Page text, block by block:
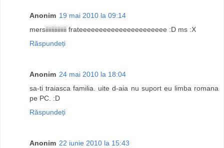
Anonim 19 mai 2010 la 09:14
mersiiiiiiiiiiiiii frateeeeeeeeeeeeeeeeeeeeee :D ms :X
Răspundeți
Anonim 24 mai 2010 la 18:04
sa-ti traiasca familia. uite d-aia nu suport eu limba romana
pe PC. :D
Răspundeți
Anonim 22 iunie 2010 la 15:43